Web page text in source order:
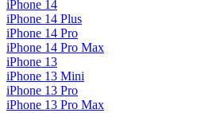
iPhone 14
iPhone 14 Plus
iPhone 14 Pro
iPhone 14 Pro Max
iPhone 13
iPhone 13 Mini
iPhone 13 Pro
iPhone 13 Pro Max